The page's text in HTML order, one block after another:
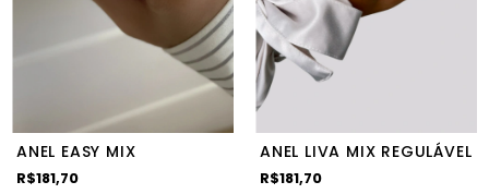
ANEL EASY MIX
R$181,70
ANEL LIVA MIX REGULÁVEL
R$181,70